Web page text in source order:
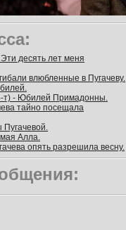
десять лет меня
влюбленные в Пугачеву.
т) - Юбилей Примадонны.
тайно посещала
Алла.
опять разрешила весну.